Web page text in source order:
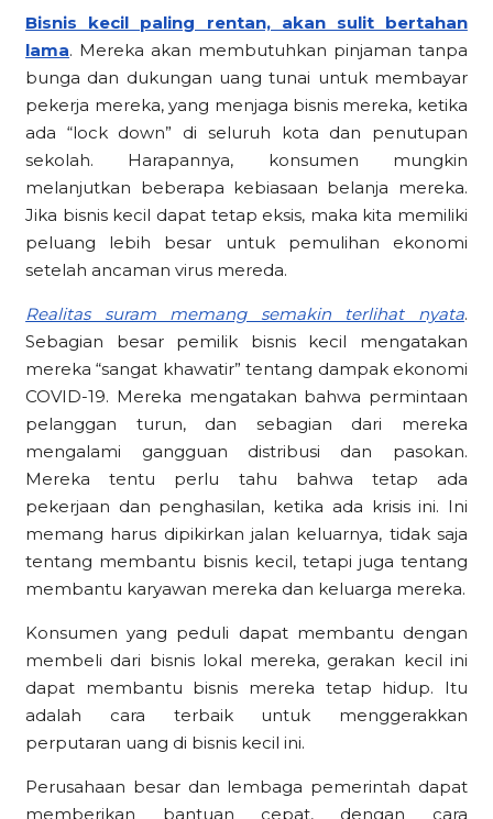
Bisnis kecil paling rentan, akan sulit bertahan
lama. Mereka akan membutuhkan pinjaman tanpa
bunga dan dukungan uang tunai untuk membayar
pekerja mereka, yang menjaga bisnis mereka, ketika
ada “lock down” di seluruh kota dan penutupan
sekolah. Harapannya, konsumen mungkin
melanjutkan beberapa kebiasaan belanja mereka.
Jika bisnis kecil dapat tetap eksis, maka kita memiliki
peluang lebih besar untuk pemulihan ekonomi
setelah ancaman virus mereda.
Realitas suram memang semakin terlihat nyata.
Sebagian besar pemilik bisnis kecil mengatakan
mereka “sangat khawatir” tentang dampak ekonomi
COVID-19. Mereka mengatakan bahwa permintaan
pelanggan turun, dan sebagian dari mereka
mengalami gangguan distribusi dan pasokan.
Mereka tentu perlu tahu bahwa tetap ada
pekerjaan dan penghasilan, ketika ada krisis ini. Ini
memang harus dipikirkan jalan keluarnya, tidak saja
tentang membantu bisnis kecil, tetapi juga tentang
membantu karyawan mereka dan keluarga mereka.
Konsumen yang peduli dapat membantu dengan
membeli dari bisnis lokal mereka, gerakan kecil ini
dapat membantu bisnis mereka tetap hidup. Itu
adalah cara terbaik untuk menggerakkan
perputaran uang di bisnis kecil ini.
Perusahaan besar dan lembaga pemerintah dapat
memberikan bantuan cepat, dengan cara